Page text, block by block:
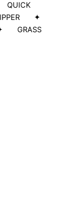
✦
GRASS